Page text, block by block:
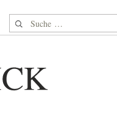
Suche nach: